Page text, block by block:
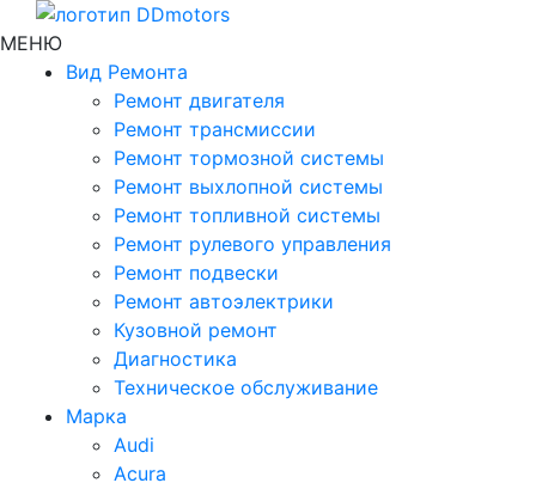
МЕНЮ
Вид Ремонта
Ремонт двигателя
Ремонт трансмиссии
Ремонт тормозной системы
Ремонт выхлопной системы
Ремонт топливной системы
Ремонт рулевого управления
Ремонт подвески
Ремонт автоэлектрики
Кузовной ремонт
Диагностика
Техническое обслуживание
Марка
Audi
Acura